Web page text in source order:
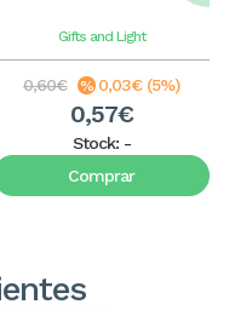
Gifts and Light
0,60€ 0,03€ (5%)
0,57€
Stock: -
Comprar